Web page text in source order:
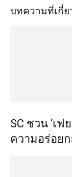
บทความที่เกี่ย
SC ชวน ‘เฟ
ความอร่อย